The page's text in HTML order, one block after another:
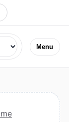
Menu
Jazyk